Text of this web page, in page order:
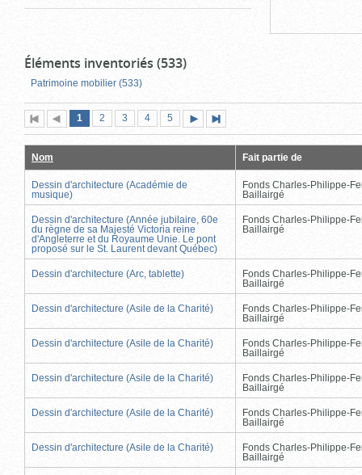
Éléments inventoriés (533)
Patrimoine mobilier (533)
Première
page
Page
précédente
Page
1 (page
actuelle)
Page
2 Page
3 Page
4 Page
5
suivante
page
Nom Fait partie de
Dessin d'architecture (Académie de
musique)
Fonds Charles-Philippe-
Baillairgé
Dessin d'architecture (Année jubilaire, 60e
du règne de sa Majesté Victoria reine
d'Angleterre et du Royaume Unie. Le pont
proposé sur le St. Laurent devant Québec)
Fonds Charles-Philippe-
Baillairgé
Dessin d'architecture (Arc, tablette)
Fonds Charles-Philippe-
Baillairgé
Dessin d'architecture (Asile de la Charité)
Fonds Charles-Philippe-
Baillairgé
Dessin d'architecture (Asile de la Charité)
Fonds Charles-Philippe-
Baillairgé
Dessin d'architecture (Asile de la Charité)
Fonds Charles-Philippe-
Baillairgé
Dessin d'architecture (Asile de la Charité)
Fonds Charles-Philippe-
Baillairgé
Dessin d'architecture (Asile de la Charité)
Fonds Charles-Philippe-
Baillairgé